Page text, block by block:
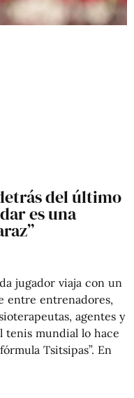
del último
es una
jugador viaja con un
entre entrenadores,
agentes y
tenis mundial lo hace
Tsitsipas”. En